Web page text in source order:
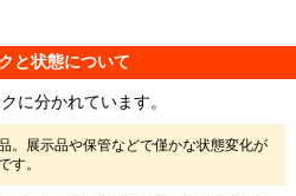
と状態について
に分かれています。
。展示品や保管などで僅かな状態変化が
す。